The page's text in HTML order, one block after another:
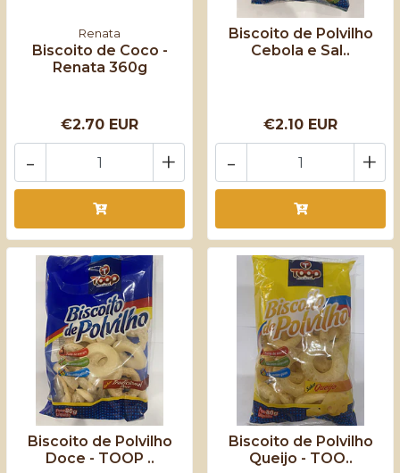
Renata
Biscoito de Coco -
Renata 360g
€2.70 EUR
+
-
Biscoito de Polvilho
Cebola e Sal..
€2.10 EUR
+
-
Biscoito de Polvilho
Doce - TOOP ..
Biscoito de Polvilho
Queijo - TOO..